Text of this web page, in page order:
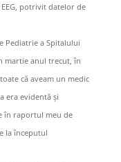
potrivit datelor de
Pediatrie a Spitalului
martie anul trecut, în
că aveam un medic
era evidentă și
în raportul meu de
la începutul